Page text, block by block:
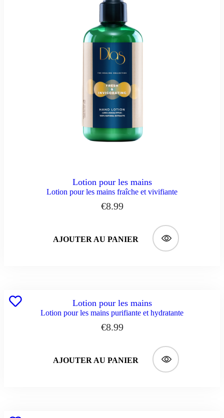
Lotion pour les mains
Lotion pour les mains fraîche et vivifiante
€8.99
AJOUTER AU PANIER
Lotion pour les mains
Lotion pour les mains purifiante et hydratante
€8.99
AJOUTER AU PANIER